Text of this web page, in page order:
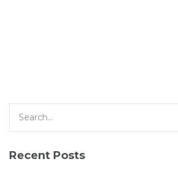
for:
Recent Posts